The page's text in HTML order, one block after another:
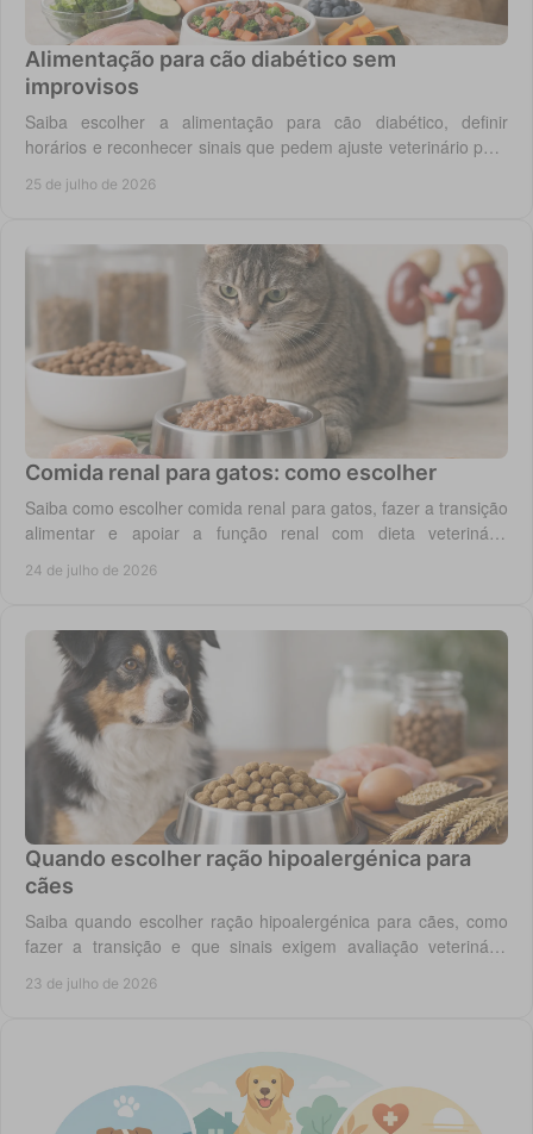
Alimentação para cão diabético sem
improvisos
Saiba escolher a alimentação para cão diabético, definir
horários e reconhecer sinais que pedem ajuste veterinário para
25 de julho de 2026
Comida renal para gatos: como escolher
Saiba como escolher comida renal para gatos, fazer a transição
alimentar e apoiar a função renal com dieta veterinária
24 de julho de 2026
Quando escolher ração hipoalergénica para
cães
Saiba quando escolher ração hipoalergénica para cães, como
fazer a transição e que sinais exigem avaliação veterinária
23 de julho de 2026